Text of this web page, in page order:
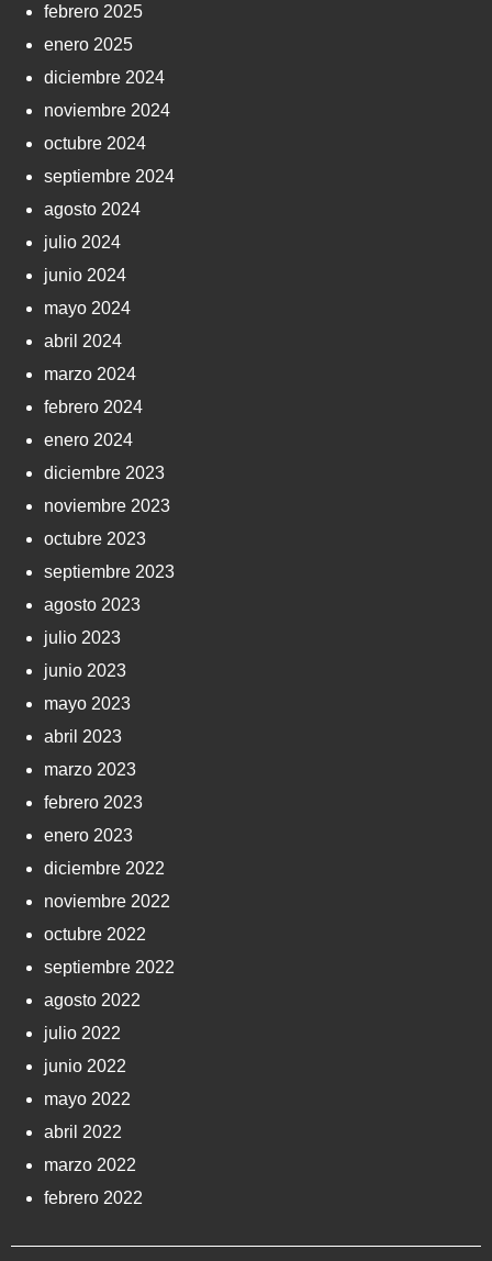
febrero 2025
enero 2025
diciembre 2024
noviembre 2024
octubre 2024
septiembre 2024
agosto 2024
julio 2024
junio 2024
mayo 2024
abril 2024
marzo 2024
febrero 2024
enero 2024
diciembre 2023
noviembre 2023
octubre 2023
septiembre 2023
agosto 2023
julio 2023
junio 2023
mayo 2023
abril 2023
marzo 2023
febrero 2023
enero 2023
diciembre 2022
noviembre 2022
octubre 2022
septiembre 2022
agosto 2022
julio 2022
junio 2022
mayo 2022
abril 2022
marzo 2022
febrero 2022